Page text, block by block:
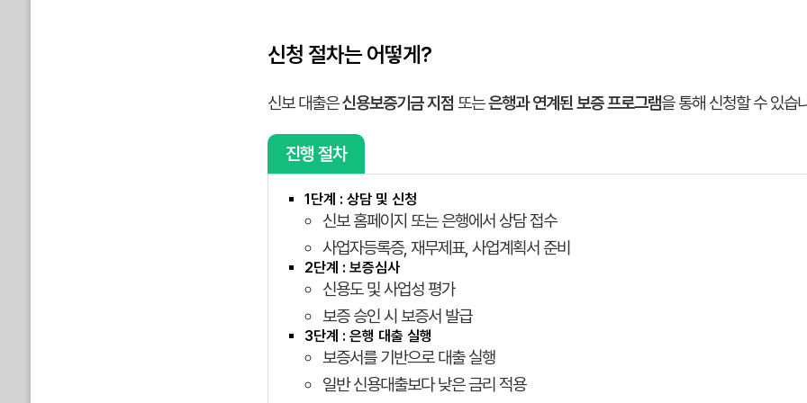
신청 절차는 어떻게?
신보 대출은신용보증기금 지점 또는은행과 연계된 보증 프로그램을 통해 신청할 수 있습
진행 절차
1단계 : 상담 및 신청
신보 홈페이지 또는 은행에서 상담 접수
사업자등록증, 재무제표, 사업계획서 준비
2단계 : 보증심사
신용도 및 사업성 평가
보증 승인 시 보증서 발급
3단계 : 은행 대출 실행
보증서를 기반으로 대출 실행
일반 신용대출보다 낮은 금리 적용